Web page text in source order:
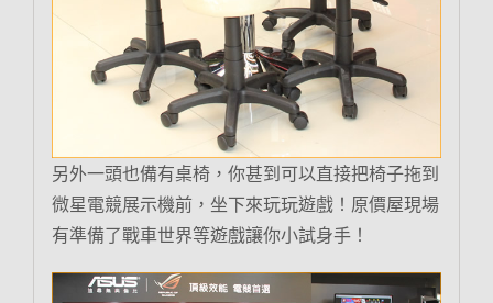
另外一頭也備有桌椅，你甚到可以直接把椅子拖到
微星電競展示機前，坐下來玩玩遊戲！原價屋現場
有準備了戰車世界等遊戲讓你小試身手！